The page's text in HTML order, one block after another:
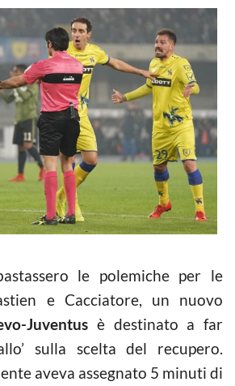
le polemiche per le
e Cacciatore, un nuovo
Juventus è destinato a far
sulla scelta del recupero.
aveva assegnato 5 minuti di